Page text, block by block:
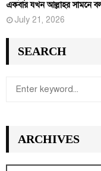
একবার যখন আল্লাহর সামনে
July 21, 2026
SEARCH
r
ARCHIVES